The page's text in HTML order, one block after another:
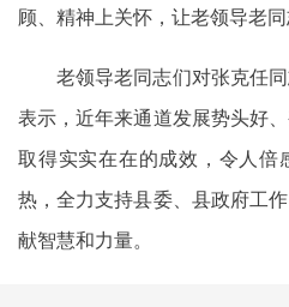
顾、精神上关怀，让老领导老同
老领导老同志们对张克任
表示，近年来通道发展势头好
取得实实在在的成效，令人倍
热，全力支持县委、县政府工
献智慧和力量。